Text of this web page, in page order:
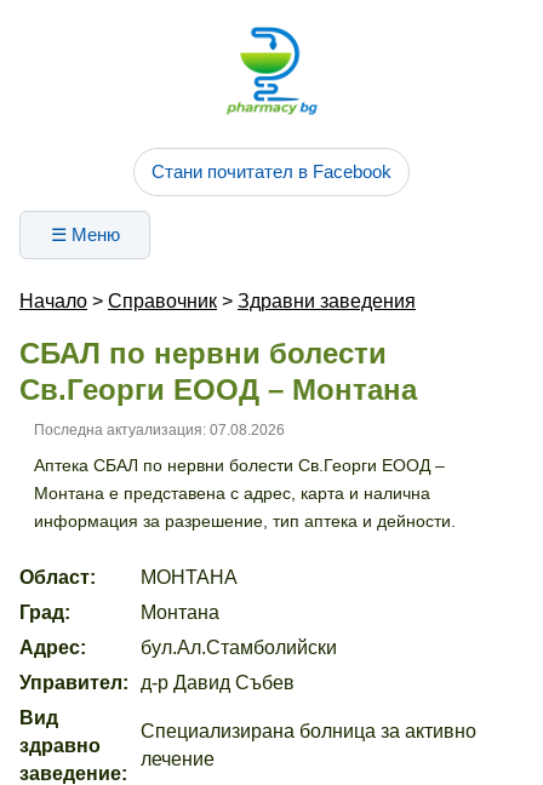
Стани почитател в Facebook
☰ Меню
Начало > Справочник > Здравни заведения
СБАЛ по нервни болести
Св.Георги ЕООД – Монтана
Последна актуализация: 07.08.2026
Аптека СБАЛ по нервни болести Св.Георги ЕООД –
Монтана е представена с адрес, карта и налична
информация за разрешение, тип аптека и дейности.
Област:
МОНТАНА
Град:
Монтана
Адрес:
бул.Ал.Стамболийски
Управител:
д-р Давид Събев
Вид
здравно
заведение:
Специализирана болница за активно
лечение